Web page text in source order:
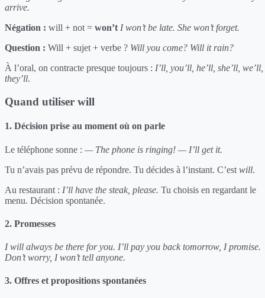
arrive.
Négation : will + not = won’t I won’t be late. She won’t forget.
Question : Will + sujet + verbe ? Will you come? Will it rain?
À l’oral, on contracte presque toujours : I’ll, you’ll, he’ll, she’ll, we’ll,
they’ll.
Quand utiliser will
1. Décision prise au moment où on parle
Le téléphone sonne : — The phone is ringing! — I’ll get it.
Tu n’avais pas prévu de répondre. Tu décides à l’instant. C’est will.
Au restaurant : I’ll have the steak, please. Tu choisis en regardant le
menu. Décision spontanée.
2. Promesses
I will always be there for you. I’ll pay you back tomorrow, I promise.
Don’t worry, I won’t tell anyone.
3. Offres et propositions spontanées